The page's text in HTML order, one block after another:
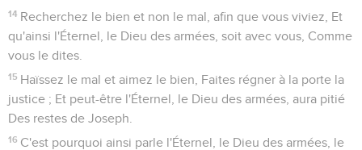
14 Recherchez le bien et non le mal, afin que vous viviez, Et
qu'ainsi l'Éternel, le Dieu des armées, soit avec vous, Comme
vous le dites.
15 Haïssez le mal et aimez le bien, Faites régner à la porte la
justice ; Et peut-être l'Éternel, le Dieu des armées, aura pitié
Des restes de Joseph.
16 C'est pourquoi ainsi parle l'Éternel, le Dieu des armées, le